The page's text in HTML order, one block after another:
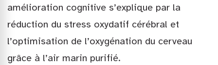
amélioration cognitive s’explique par la
réduction du stress oxydatif cérébral et
l’optimisation de l’oxygénation du cerveau
grâce à l’air marin purifié.